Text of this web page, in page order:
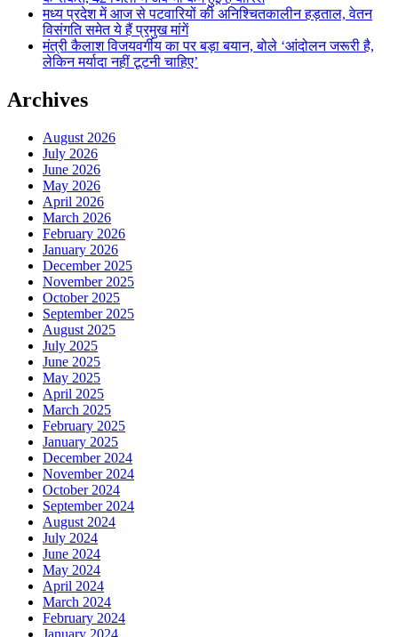
मध्य प्रदेश में आज से पटवारियों की अनिश्चितकालीन हड़ताल, वेतन
विसंगति समेत ये हैं प्रमुख मांगें
मंत्री कैलाश विजयवर्गीय का पर बड़ा बयान, बोले ‘आंदोलन जरूरी है,
लेकिन मर्यादा नहीं टूटनी चाहिए’
Archives
August 2026
July 2026
June 2026
May 2026
April 2026
March 2026
February 2026
January 2026
December 2025
November 2025
October 2025
September 2025
August 2025
July 2025
June 2025
May 2025
April 2025
March 2025
February 2025
January 2025
December 2024
November 2024
October 2024
September 2024
August 2024
July 2024
June 2024
May 2024
April 2024
March 2024
February 2024
January 2024